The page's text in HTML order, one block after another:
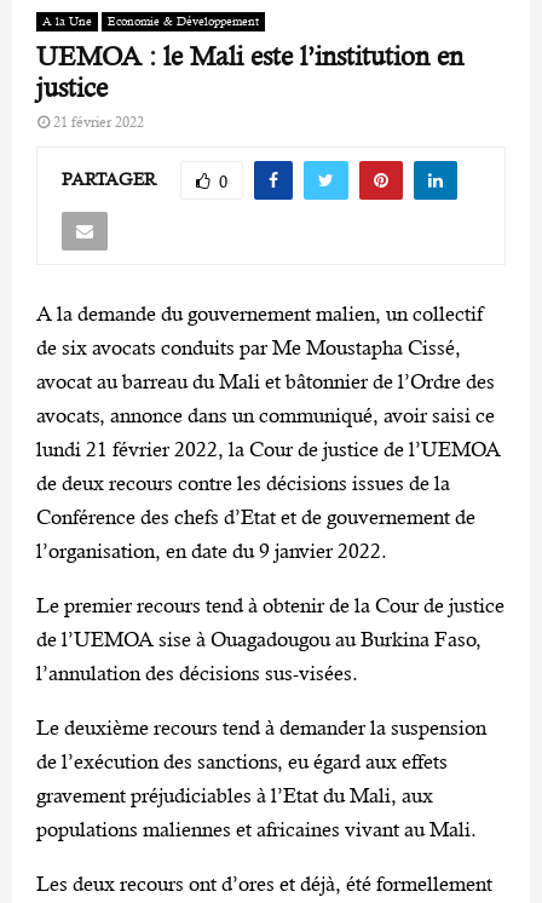
A la Une Economie & Développement
UEMOA : le Mali este l’institution en
justice
21 février 2022
PARTAGER 0
A la demande du gouvernement malien, un collectif
de six avocats conduits par Me Moustapha Cissé,
avocat au barreau du Mali et bâtonnier de l’Ordre des
avocats, annonce dans un communiqué, avoir saisi ce
lundi 21 février 2022, la Cour de justice de l’UEMOA
de deux recours contre les décisions issues de la
Conférence des chefs d’Etat et de gouvernement de
l’organisation, en date du 9 janvier 2022.
Le premier recours tend à obtenir de la Cour de justice
de l’UEMOA sise à Ouagadougou au Burkina Faso,
l’annulation des décisions sus-visées.
Le deuxième recours tend à demander la suspension
de l’exécution des sanctions, eu égard aux effets
gravement préjudiciables à l’Etat du Mali, aux
populations maliennes et africaines vivant au Mali.
Les deux recours ont d’ores et déjà, été formellement